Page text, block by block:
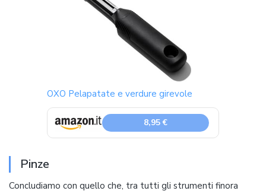
OXO Pelapatate e verdure girevole
8,95 €
Pinze
Concludiamo con quello che, tra tutti gli strumenti finora